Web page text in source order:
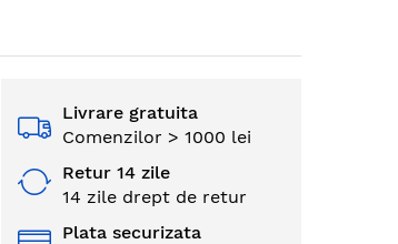
Livrare gratuita
Comenzilor > 1000 lei
Retur 14 zile
14 zile drept de retur
Plata securizata